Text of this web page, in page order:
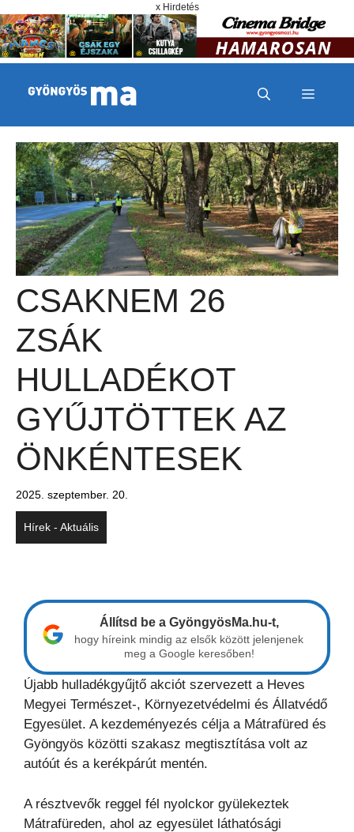
x Hirdetés
MENÜ
CSAKNEM 26
ZSÁK
HULLADÉKOT
GYŰJTÖTTEK AZ
ÖNKÉNTESEK
2025. szeptember. 20.
Hírek - Aktuális
Állítsd be a GyöngyösMa.hu-t,
hogy híreink mindig az elsők között jelenjenek
meg a Google keresőben!
Újabb hulladékgyűjtő akciót szervezett a Heves
Megyei Természet-, Környezetvédelmi és Állatvédő
Egyesület. A kezdeményezés célja a Mátrafüred és
Gyöngyös közötti szakasz megtisztítása volt az
autóút és a kerékpárút mentén.
A résztvevők reggel fél nyolckor gyülekeztek
Mátrafüreden, ahol az egyesület láthatósági